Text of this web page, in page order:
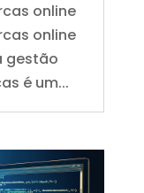
online
online
gestão
é um...